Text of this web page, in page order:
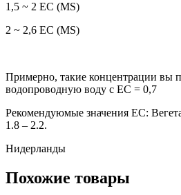
1,5 ~ 2 ЕС (MS)
2 ~ 2,6 ЕС (MS)
Примерно, такие концентрации вы
водопроводную воду с EC = 0,7
Рекомендуюмые значения EC:
1.8 – 2.2.
Нидерланды
Похожие товары